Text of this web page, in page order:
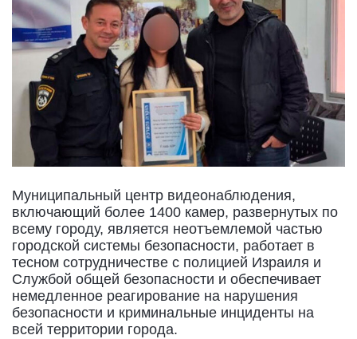
Муниципальный центр видеонаблюдения,
включающий более 1400 камер, развернутых по
всему городу, является неотъемлемой частью
городской системы безопасности, работает в
тесном сотрудничестве с полицией Израиля и
Службой общей безопасности и обеспечивает
немедленное реагирование на нарушения
безопасности и криминальные инциденты на
всей территории города.